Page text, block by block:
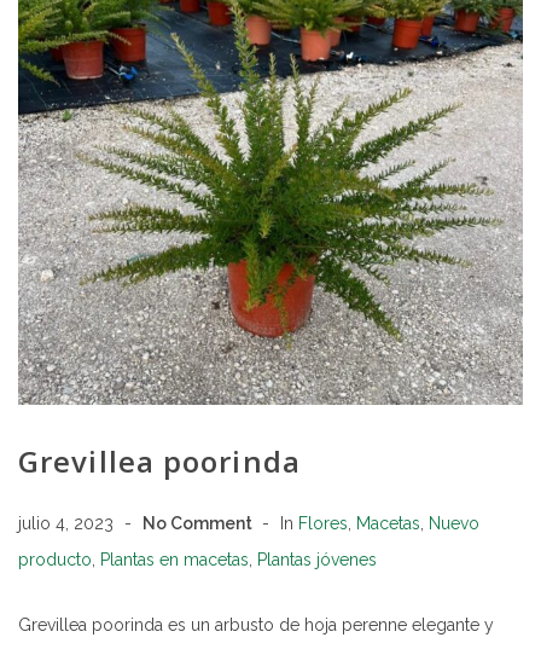
Grevillea poorinda
julio 4, 2023 No Comment In Flores Macetas
Nuevo
producto
Plantas en macetas Plantas jóvenes
Grevillea poorinda es un arbusto de hoja perenne elegante y